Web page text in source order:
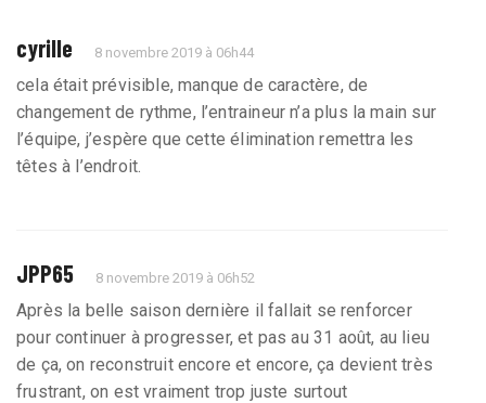
cyrille 8 novembre 2019 à 06h44
cela était prévisible, manque de caractère, de
changement de rythme, l’entraineur n’a plus la main sur
l’équipe, j’espère que cette élimination remettra les
têtes à l’endroit.
JPP65 8 novembre 2019 à 06h52
Après la belle saison dernière il fallait se renforcer
pour continuer à progresser, et pas au 31 août, au lieu
de ça, on reconstruit encore et encore, ça devient très
frustrant, on est vraiment trop juste surtout